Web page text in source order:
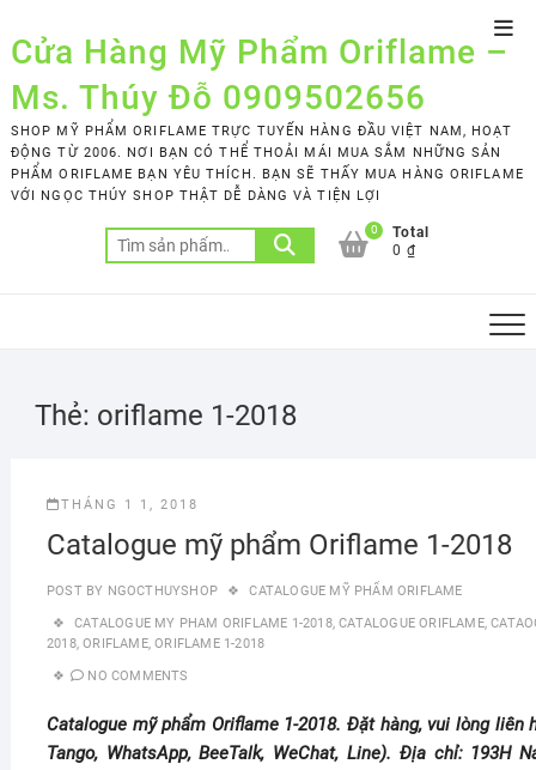
to
content
Cửa Hàng Mỹ Phẩm Oriflame –
Ms. Thúy Đỗ 0909502656
SHOP MỸ PHẨM ORIFLAME TRỰC TUYẾN HÀNG ĐẦU VIỆT NAM, HOẠT
ĐỘNG TỪ 2006. NƠI BẠN CÓ THỂ THOẢI MÁI MUA SẮM NHỮNG SẢN
PHẨM ORIFLAME BẠN YÊU THÍCH. BẠN SẼ THẤY MUA HÀNG ORIFLAME
VỚI NGỌC THÚY SHOP THẬT DỄ DÀNG VÀ TIỆN LỢI
Tìm
kiếm:
0
Total
0 ₫
Thẻ: oriflame 1-2018
THÁNG 1 1, 2018
Catalogue mỹ phẩm Oriflame 1-2018
POST BY NGOCTHUYSHOP CATALOGUE MỸ PHẨM ORIFLAME
CATALOGUE MY PHAM ORIFLAME 1-2018,CATALOGUE ORIFLAME,
2018,ORIFLAME,ORIFLAME 1-2018
NO COMMENTS
Catalogue mỹ phẩm Oriflame 1-2018. Đặt hàng, vui lòng liên
Tango, WhatsApp, BeeTalk, WeChat, Line). Địa chỉ: